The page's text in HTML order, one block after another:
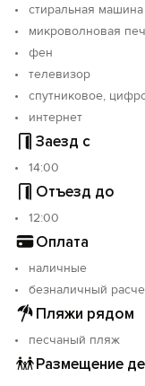
стиральная машина
микроволновая
фен
телевизор
спутниковое,
интернет
Заезд с
14:00
Отъезд до
12:00
Оплата
наличные
безналичный
Пляжи рядом
песчаный пляж
Размещение